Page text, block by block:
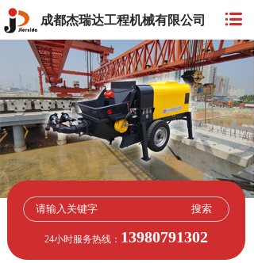
24小时服务热线： 13980791302
搜索
成都杰瑞达工程机械有限公司